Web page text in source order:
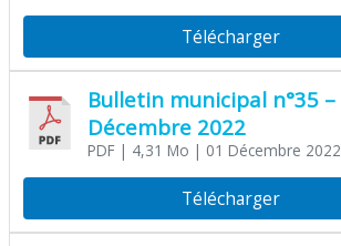
Télécharger
Bulletin municipal n°35 –
Décembre 2022
PDF| 4,31 Mo | 01 Décembre 2022
Télécharger